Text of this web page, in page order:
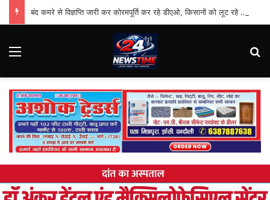
बंद कमरे से विज्ञप्ति जारी कर कोरमपूर्ति कर रहे डीएओ, किसानों को लूट रहे निजी दुकानदार
Menu